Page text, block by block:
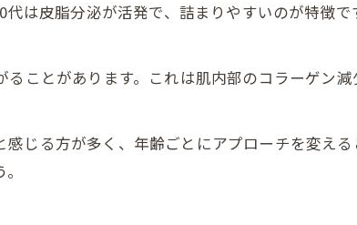
は皮脂分泌が活発で、詰まりやすいのが特徴
ことがあります。これは肌内部のコラーゲン
じる方が多く、年齢ごとにアプローチを変える